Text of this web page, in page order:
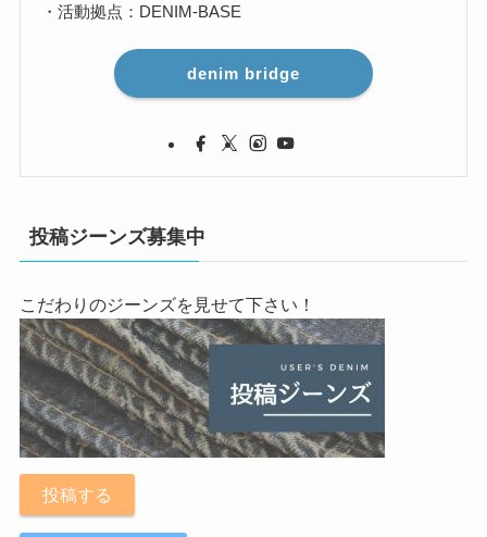
・活動拠点：DENIM-BASE
denim bridge
投稿ジーンズ募集中
こだわりのジーンズを見せて下さい！
投稿する